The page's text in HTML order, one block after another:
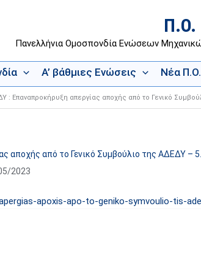
Π.Ο.
Πανελλήνια Ομοσπονδία Ενώσεων
Α’ βάθμιες Ενώσεις Νέα Π.Ο.
: Επαναπροκήρυξη απεργίας αποχής από το Γενικό
αποχής από το Γενικό Συμβούλιο της ΑΔΕΔΥ –
2023
apoxis-apo-to-geniko-symvoulio-tis-